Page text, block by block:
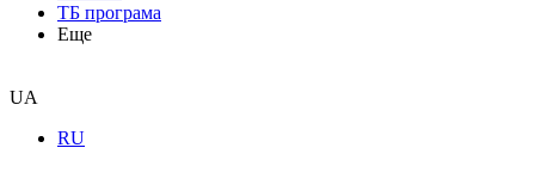
ТБ програма
Еще
UA
RU